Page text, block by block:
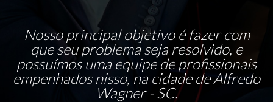
Nosso principal objetivo é fazer com
que seu problema seja resolvido, e
possuímos uma equipe de profissionais
empenhados nisso, na cidade de Alfredo
Wagner - SC.